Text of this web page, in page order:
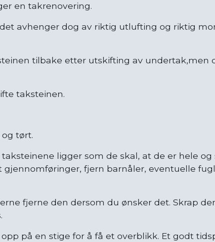
en takrenovering.
avhenger dog av riktig utlufting og riktig
tilbake etter utskifting av undertak,men
taksteinen.
tørt.
ligger som de skal, at de er hele og
fjern barnåler, eventuelle
fjerne den dersom du ønsker det. Skrap
på en stige for å få et overblikk. Et godt